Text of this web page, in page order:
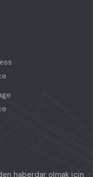
haberdar olmak için